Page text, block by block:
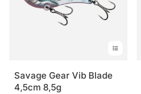
Savage Gear Vib Blade
4,5cm 8,5g